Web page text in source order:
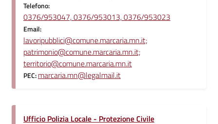
Telefono:
0376/953047, 0376/953013, 0376/953023
Email:
lavoripubblici@comune.marcaria.mn.it;
patrimonio@comune.marcaria.mn.it;
territorio@comune.marcaria.mn.it
PEC:marcaria.mn@legalmail.it
Ufficio Polizia Locale - Protezione Civile